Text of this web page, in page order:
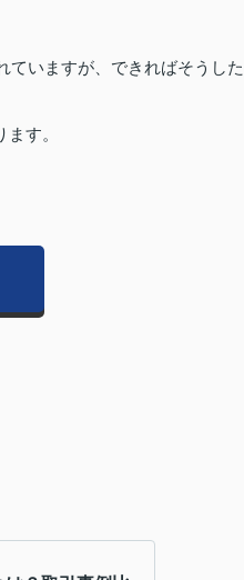
ていますが、できればそうした
す。